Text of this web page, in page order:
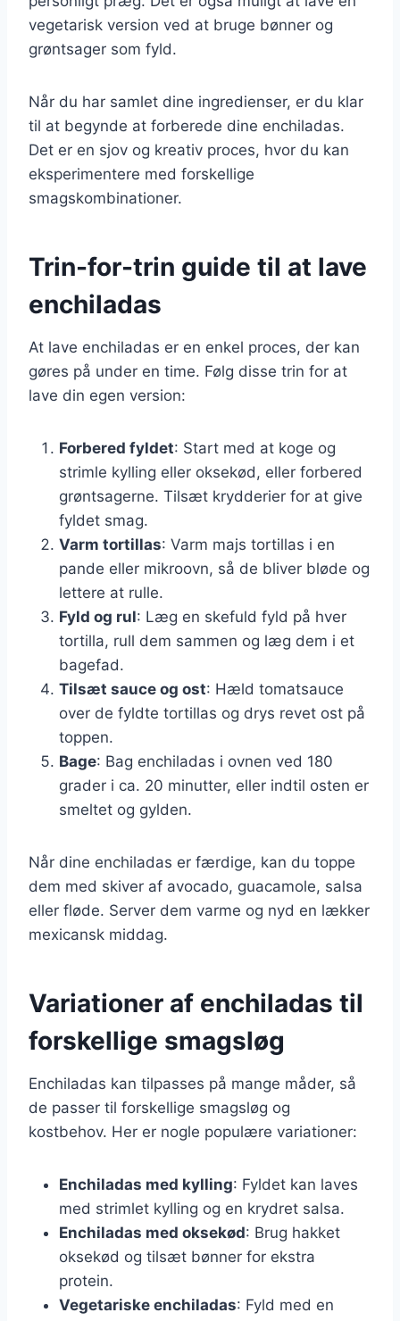
vegetarisk version ved at bruge bønner og
grøntsager som fyld.
Når du har samlet dine ingredienser, er du klar
til at begynde at forberede dine enchiladas.
Det er en sjov og kreativ proces, hvor du kan
eksperimentere med forskellige
smagskombinationer.
Trin-for-trin guide til at lave
enchiladas
At lave enchiladas er en enkel proces, der kan
gøres på under en time. Følg disse trin for at
lave din egen version:
Forbered fyldet: Start med at koge og
strimle kylling eller oksekød, eller forbered
grøntsagerne. Tilsæt krydderier for at give
fyldet smag.
Varm tortillas: Varm majs tortillas i en
pande eller mikroovn, så de bliver bløde og
lettere at rulle.
Fyld og rul: Læg en skefuld fyld på hver
tortilla, rull dem sammen og læg dem i et
bagefad.
Tilsæt sauce og ost: Hæld tomatsauce
over de fyldte tortillas og drys revet ost på
toppen.
Bage: Bag enchiladas i ovnen ved 180
grader i ca. 20 minutter, eller indtil osten er
smeltet og gylden.
Når dine enchiladas er færdige, kan du toppe
dem med skiver af avocado, guacamole, salsa
eller fløde. Server dem varme og nyd en lækker
mexicansk middag.
Variationer af enchiladas til
forskellige smagsløg
Enchiladas kan tilpasses på mange måder, så
de passer til forskellige smagsløg og
kostbehov. Her er nogle populære variationer:
Enchiladas med kylling: Fyldet kan laves
med strimlet kylling og en krydret salsa.
Enchiladas med oksekød: Brug hakket
oksekød og tilsæt bønner for ekstra
protein.
Vegetariske enchiladas: Fyld med en